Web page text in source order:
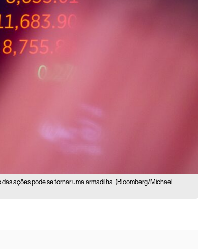
ações pode se tornar uma armadilha (Bloomberg/Michael